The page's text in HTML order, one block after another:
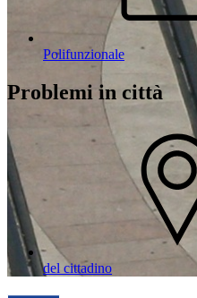
Polifunzionale
Problemi in città
del cittadino